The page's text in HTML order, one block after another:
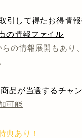
引して得たお得情
の情報ファイル
の情報展開もあり
品が当選するチャ
可能
典あり！